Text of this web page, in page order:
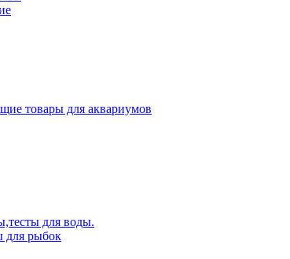
товары для аквариумов
для воды.
для рыбок